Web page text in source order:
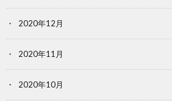
2020年12月
2020年11月
2020年10月